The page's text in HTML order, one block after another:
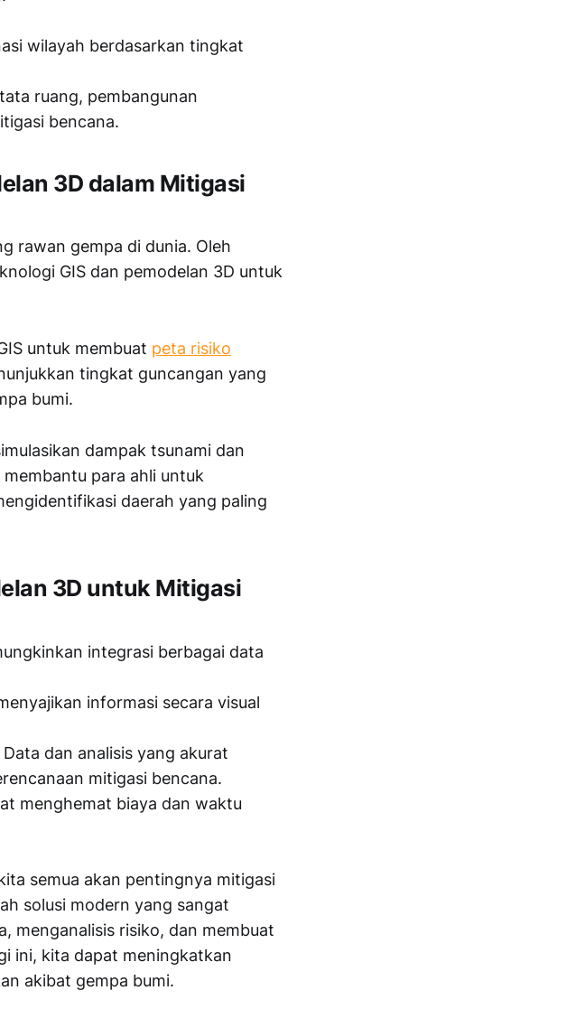
wilayah berdasarkan tingkat
ruang, pembangunan
bencana.
3D dalam Mitigasi
rawan gempa di dunia. Oleh
GIS dan pemodelan 3D untuk
untuk membuat peta risiko
tingkat guncangan yang
bumi.
dampak tsunami dan
para ahli untuk
daerah yang paling
3D untuk Mitigasi
integrasi berbagai data
informasi secara visual
Data dan analisis yang akurat
mitigasi bencana.
menghemat biaya dan waktu
semua akan pentingnya mitigasi
solusi modern yang sangat
menganalisis risiko, dan membuat
ini, kita dapat meningkatkan
akibat gempa bumi.